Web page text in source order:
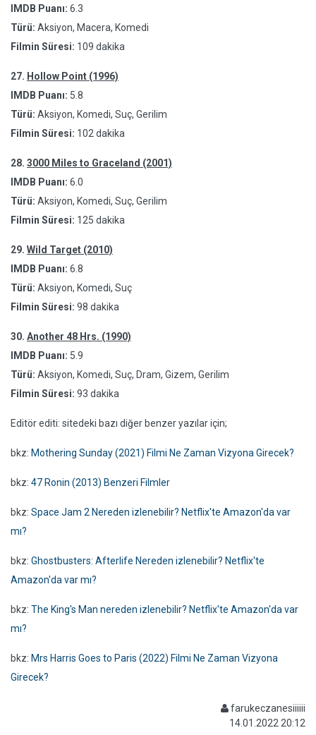
IMDB Puanı: 6.3
Türü: Aksiyon, Macera, Komedi
Filmin Süresi: 109 dakika
27. Hollow Point (1996)
IMDB Puanı: 5.8
Türü: Aksiyon, Komedi, Suç, Gerilim
Filmin Süresi: 102 dakika
28. 3000 Miles to Graceland (2001)
IMDB Puanı: 6.0
Türü: Aksiyon, Komedi, Suç, Gerilim
Filmin Süresi: 125 dakika
29. Wild Target (2010)
IMDB Puanı: 6.8
Türü: Aksiyon, Komedi, Suç
Filmin Süresi: 98 dakika
30. Another 48 Hrs. (1990)
IMDB Puanı: 5.9
Türü: Aksiyon, Komedi, Suç, Dram, Gizem, Gerilim
Filmin Süresi: 93 dakika
Editör editi: sitedeki bazı diğer benzer yazılar için;
bkz: Mothering Sunday (2021) Filmi Ne Zaman Vizyona Girecek?
bkz: 47 Ronin (2013) Benzeri Filmler
bkz: Space Jam 2 Nereden izlenebilir? Netflix'te Amazon'da var
mı?
bkz: Ghostbusters: Afterlife Nereden izlenebilir? Netflix'te
Amazon'da var mı?
bkz: The King's Man nereden izlenebilir? Netflix'te Amazon'da var
mı?
bkz: Mrs Harris Goes to Paris (2022) Filmi Ne Zaman Vizyona
Girecek?
farukeczanesiiiiii
14.01.2022 20:12